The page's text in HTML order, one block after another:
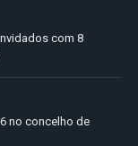
com 8
no concelho de